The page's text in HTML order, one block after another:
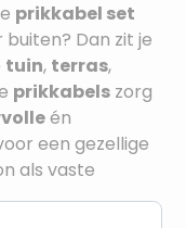
prikkabel set
buiten? Dan zit je
tuin, terras,
prikkabels zorg
én
een gezellige
als vaste